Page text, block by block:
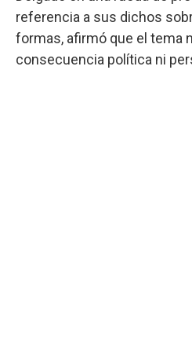
referencia a sus dichos
formas, afirmó que el tema
consecuencia política ni